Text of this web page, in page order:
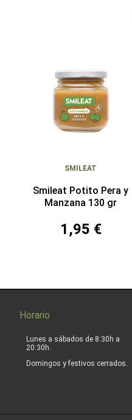
SMILEAT
Smileat Potito Pera y
Manzana 130 gr
1,95 €
Horario
Lunes a sábados de 8:30h a
20:30h.
Domingos y festivos cerrados.